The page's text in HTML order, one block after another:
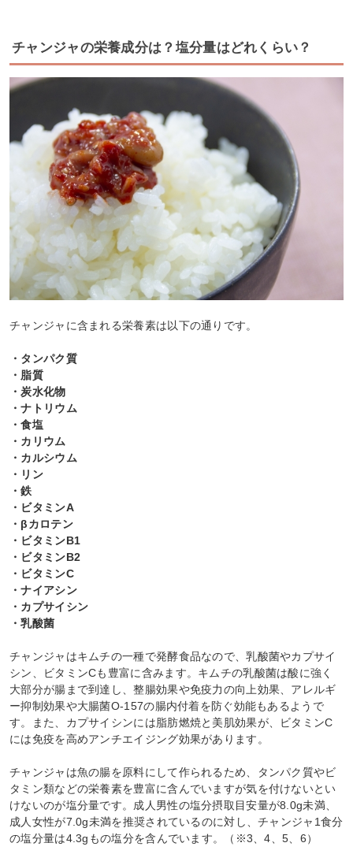
チャンジャの栄養成分は？塩分量はどれくらい？
チャンジャに含まれる栄養素は以下の通りです。
・タンパク質
・脂質
・炭水化物
・ナトリウム
・食塩
・カリウム
・カルシウム
・リン
・鉄
・ビタミンA
・βカロテン
・ビタミンB1
・ビタミンB2
・ビタミンC
・ナイアシン
・カプサイシン
・乳酸菌
チャンジャはキムチの一種で発酵食品なので、乳酸菌やカプサイ
シン、ビタミンCも豊富に含みます。キムチの乳酸菌は酸に強く
大部分が腸まで到達し、整腸効果や免疫力の向上効果、アレルギ
ー抑制効果や大腸菌O-157の腸内付着を防ぐ効能もあるようで
す。また、カプサイシンには脂肪燃焼と美肌効果が、ビタミンC
には免疫を高めアンチエイジング効果があります。
チャンジャは魚の腸を原料にして作られるため、タンパク質やビ
タミン類などの栄養素を豊富に含んでいますが気を付けないとい
けないのが塩分量です。成人男性の塩分摂取目安量が8.0g未満、
成人女性が7.0g未満を推奨されているのに対し、チャンジャ1食分
の塩分量は4.3gもの塩分を含んでいます。（※3、4、5、6）